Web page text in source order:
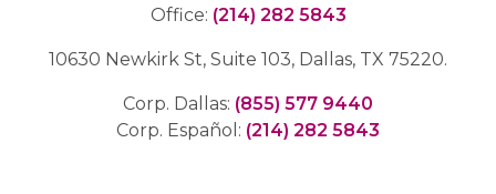
10630 Newkirk St, Suite 103, Dallas, TX 75220.
Corp. Dallas: (855) 577 9440
Corp. Español: (214) 282 5843
Office: (214) 282 5843